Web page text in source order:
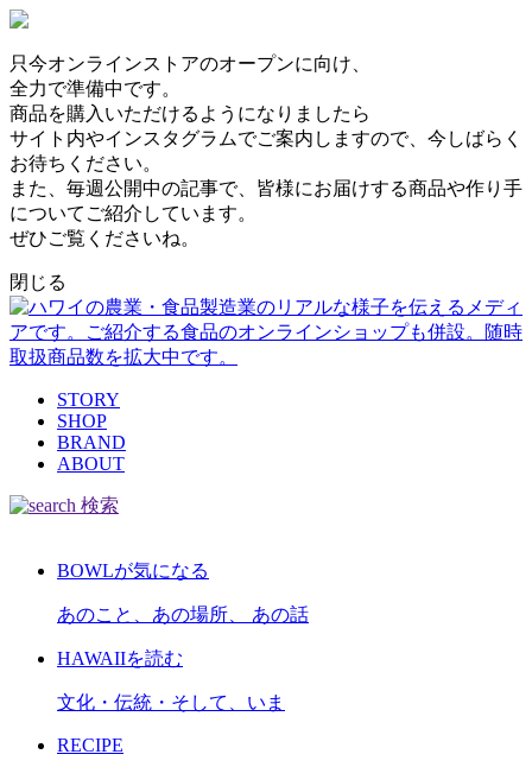
只今オンラインストアのオープンに向け、
全力で準備中です。
商品を購入いただけるようになりましたら
サイト内やインスタグラムでご案内しますので、今しばらく
お待ちください。
また、毎週公開中の記事で、皆様にお届けする商品や作り手
についてご紹介しています。
ぜひご覧くださいね。
閉じる
STORY
SHOP
BRAND
ABOUT
検索
BOWLが気になる
あのこと、あの場所、 あの話
HAWAIIを読む
文化・伝統・そして、いま
RECIPE